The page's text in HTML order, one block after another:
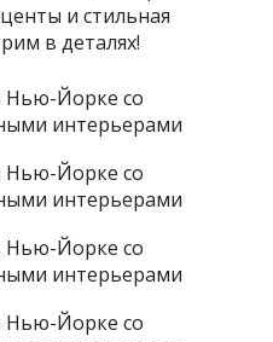
и стильная
в деталях!